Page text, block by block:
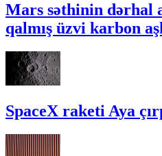
Mars səthinin dərhal
qalmış üzvi karbon
SpaceX raketi Aya